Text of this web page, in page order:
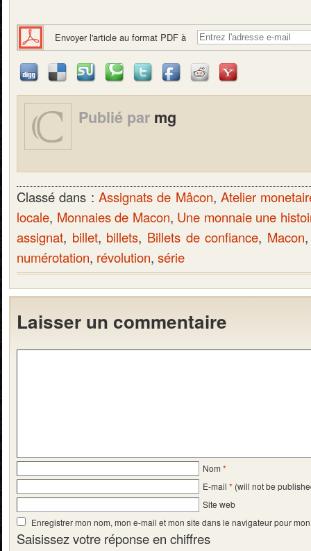
Envoyer l'article au format PDF à
Publié par mg
Classé dans : Assignats de Mâcon, Atelier
locale, Monnaies de Macon, Une monnaie une
assignat, billet, billets, Billets de confiance, Macon
numérotation, révolution, série
Laisser un commentaire
Nom *
E-mail * (will not be
Site web
Enregistrer mon nom, mon e-mail et mon site dans le navigateur pour
Saisissez votre réponse en chiffres